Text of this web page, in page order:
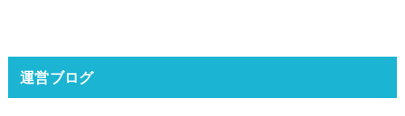
運営ブログ